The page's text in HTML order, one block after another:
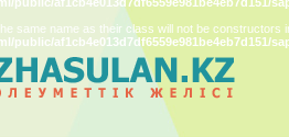
same name as their class will not be
public/af1cb4e013d7df6559e981be4eb7d151/